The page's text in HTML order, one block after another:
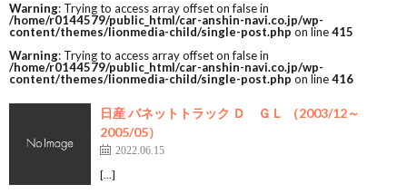
Warning: Trying to access array offset on false in
/home/r0144579/public_html/car-anshin-navi.co.jp/wp-
content/themes/lionmedia-child/single-post.php on line415
Warning: Trying to access array offset on false in
/home/r0144579/public_html/car-anshin-navi.co.jp/wp-
content/themes/lionmedia-child/single-post.php on line416
日産 バネットトラック Ｄ ＧＬ （2003/12～
2005/05）
2022.06.15
[…]